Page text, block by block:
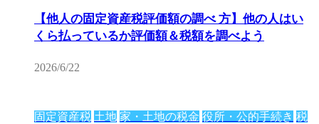
【他人の固定資産税評価額の調べ 方】他の人はい
くら払っているか評価額＆税額を調べよう
2026/6/22
固定資産税 土地 家・土地の税金 役所・公的手続き 税